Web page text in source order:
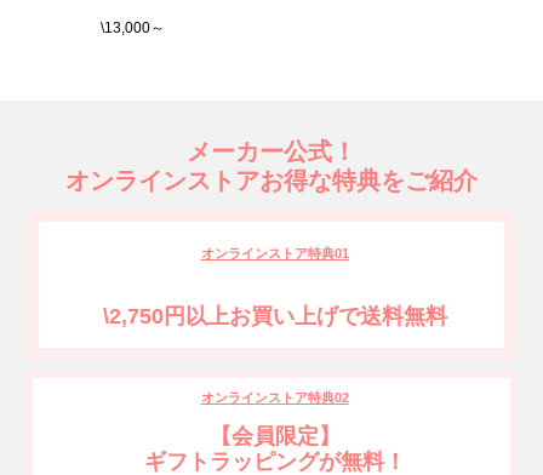
\13,000～
メーカー公式！
オンラインストアお得な特典をご紹介
オンラインストア特典01
\2,750円以上お買い上げで送料無料
オンラインストア特典02
【会員限定】
ギフトラッピングが無料！